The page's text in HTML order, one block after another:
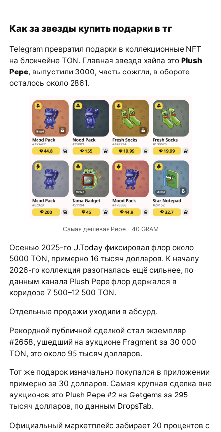
Как за звезды купить подарки в тг
Telegram превратил подарки в коллекционные NFT
на блокчейне TON. Главная звезда хайпа это Plush
Pepe, выпустили 3000, часть сожгли, в обороте
осталось около 2861.
Самая дешевая Pepe - 40 GRAM
Осенью 2025-го U.Today фиксировал флор около
5000 TON, примерно 16 тысяч долларов. К началу
2026-го коллекция разогналась ещё сильнее, по
данным канала Plush Pepeфлор держался в
коридоре 7 500–12 500 TON.
Отдельные продажи уходили в абсурд.
Рекордной публичной сделкой стал экземпляр
#2658, ушедший на аукционе Fragment за 30 000
TON, это около 95 тысяч долларов.
Тот же подарок изначально покупался в приложении
примерно за 30 долларов. Самая крупная сделка вне
аукционов это Plush Pepe #2 на Getgems за 295
тысяч долларов, по данным DropsTab.
Официальный маркетплейс забирает 20 процентов с